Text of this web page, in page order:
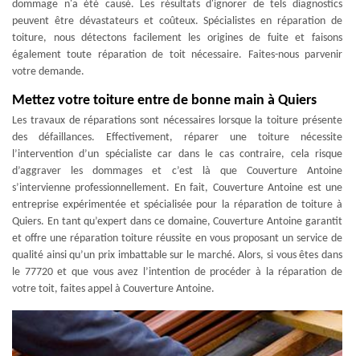
dommage n'a été causé. Les résultats d'ignorer de tels diagnostics
peuvent être dévastateurs et coûteux. Spécialistes en réparation de
toiture, nous détectons facilement les origines de fuite et faisons
également toute réparation de toit nécessaire. Faites-nous parvenir
votre demande.
Mettez votre toiture entre de bonne main à Quiers
Les travaux de réparations sont nécessaires lorsque la toiture présente
des défaillances. Effectivement, réparer une toiture nécessite
l’intervention d’un spécialiste car dans le cas contraire, cela risque
d’aggraver les dommages et c’est là que Couverture Antoine
s’intervienne professionnellement. En fait, Couverture Antoine est une
entreprise expérimentée et spécialisée pour la réparation de toiture à
Quiers. En tant qu’expert dans ce domaine, Couverture Antoine garantit
et offre une réparation toiture réussite en vous proposant un service de
qualité ainsi qu’un prix imbattable sur le marché. Alors, si vous êtes dans
le 77720 et que vous avez l’intention de procéder à la réparation de
votre toit, faites appel à Couverture Antoine.